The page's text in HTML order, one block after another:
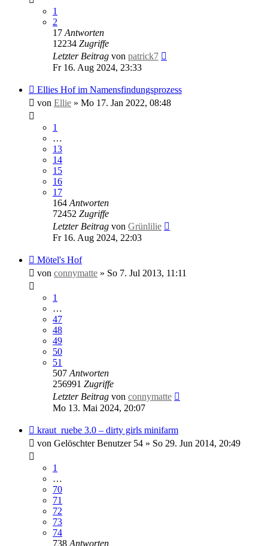
1
2
17 Antworten
12234 Zugriffe
Letzter Beitrag von patrick7
Fr 16. Aug 2024, 23:33
Ellies Hof im Namensfindungsprozess
von Ellie » Mo 17. Jan 2022, 08:48
1
…
13
14
15
16
17
164 Antworten
72452 Zugriffe
Letzter Beitrag von Grünlilie
Fr 16. Aug 2024, 22:03
Mötel's Hof
von connymatte » So 7. Jul 2013, 11:11
1
…
47
48
49
50
51
507 Antworten
256991 Zugriffe
Letzter Beitrag von connymatte
Mo 13. Mai 2024, 20:07
kraut_ruebe 3.0 – dirty girls minifarm
von Gelöschter Benutzer 54 » So 29. Jun 2014, 20:49
1
…
70
71
72
73
74
738 Antworten